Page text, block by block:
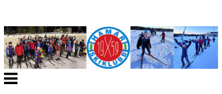
Veksle
navigasjon